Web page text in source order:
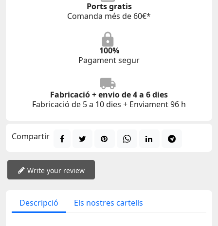
Ports gratis
Comanda més de 60€*
100%
Pagament segur
Fabricació + envio de 4 a 6 dies
Fabricació de 5 a 10 dies + Enviament 96 h
Compartir
Write your review
Descripció Els nostres cartells